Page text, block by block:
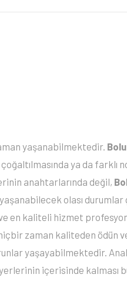
yaşanabilmektedir.
ya da farklı
anahtarlarında değil,
olası
ve en kaliteli hizmet
zaman kaliteden ödün
yaşayabilmektedir.
içerisinde kalması